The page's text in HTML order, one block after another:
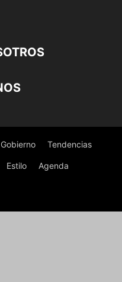
Gobierno Tendencias
Estilo Agenda